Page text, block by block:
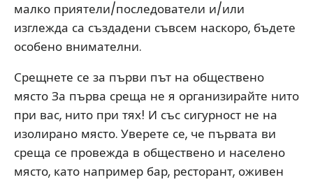
малко приятели/последователи и/или
изглежда са създадени съвсем наскоро, бъдете
особено внимателни.
Срещнете се за първи път на обществено
място За първа среща не я организирайте нито
при вас, нито при тях! И със сигурност не на
изолирано място. Уверете се, че първата ви
среща се провежда в обществено и населено
място, като например бар, ресторант, оживен